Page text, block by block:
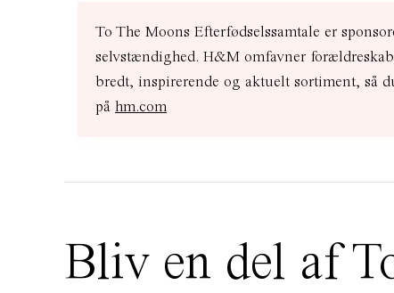
To The Moons Efterfødselssamtale er
selvstændighed. H&M omfavner
bredt, inspirerende og aktuelt sortiment, så
på hm.com
Bliv en del af